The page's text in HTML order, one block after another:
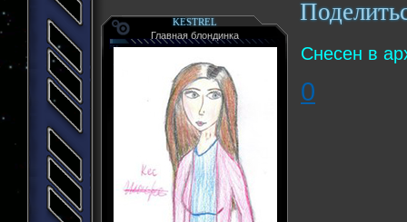
KESTREL
Главная блондинка
Снесен в
0